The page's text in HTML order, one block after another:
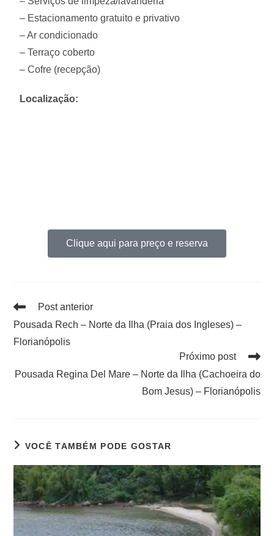
– Estacionamento gratuito e privativo
– Ar condicionado
– Terraço coberto
– Cofre (recepção)
Localização:
Clique aqui para preço e reserva
Post anterior
Pousada Rech – Norte da Ilha (Praia dos Ingleses) –
Florianópolis
Próximo post
Pousada Regina Del Mare – Norte da Ilha (Cachoeira do
Bom Jesus) – Florianópolis
VOCÊ TAMBÉM PODE GOSTAR